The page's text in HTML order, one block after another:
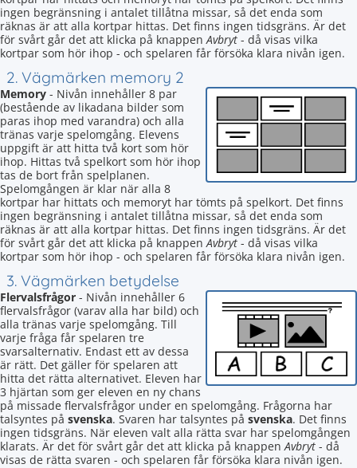
ingen begränsning i antalet tillåtna missar, så det enda som
räknas är att alla kortpar hittas. Det finns ingen tidsgräns. Är det
för svårt går det att klicka på knappenAvbryt - då visas vilka
kortpar som hör ihop - och spelaren får försöka klara nivån igen.
2. Vägmärken memory 2
Memory - Nivån innehåller 8 par
(bestående av likadana bilder som
paras ihop med varandra) och alla
tränas varje spelomgång. Elevens
uppgift är att hitta två kort som hör
ihop. Hittas två spelkort som hör ihop
tas de bort från spelplanen.
Spelomgången är klar när alla 8
kortpar har hittats och memoryt har tömts på spelkort. Det finns
ingen begränsning i antalet tillåtna missar, så det enda som
räknas är att alla kortpar hittas. Det finns ingen tidsgräns. Är det
för svårt går det att klicka på knappenAvbryt - då visas vilka
kortpar som hör ihop - och spelaren får försöka klara nivån igen.
3. Vägmärken betydelse
Flervalsfrågor - Nivån innehåller 6
flervalsfrågor (varav alla har bild) och
alla tränas varje spelomgång. Till
varje fråga får spelaren tre
svarsalternativ. Endast ett av dessa
är rätt. Det gäller för spelaren att
hitta det rätta alternativet. Eleven har
3 hjärtan som ger eleven en ny chans
på missade flervalsfrågor under en spelomgång. Frågorna har
talsyntes på svenska. Svaren har talsyntes på svenska. Det finns
ingen tidsgräns. När eleven valt alla rätta svar har spelomgången
klarats. Är det för svårt går det att klicka på knappenAvbryt - då
visas de rätta svaren - och spelaren får försöka klara nivån igen.